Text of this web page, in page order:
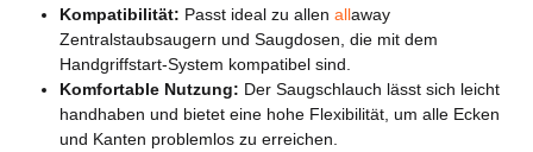
Kompatibilität: Passt ideal zu allen allaway
Zentralstaubsaugern und Saugdosen, die mit dem
Handgriffstart-System kompatibel sind.
Komfortable Nutzung: Der Saugschlauch lässt sich leicht
handhaben und bietet eine hohe Flexibilität, um alle Ecken
und Kanten problemlos zu erreichen.